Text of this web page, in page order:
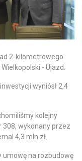
2-kilometrowego
- Ujazd.
wyniósł 2,4
kolejny
308, wykonany przez
4,3 mln zł.
umowę na rozbudowę